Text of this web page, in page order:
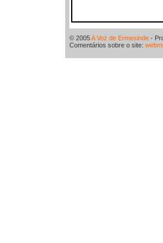
© 2005A Voz de Ermesinde -
Comentários sobre o site: